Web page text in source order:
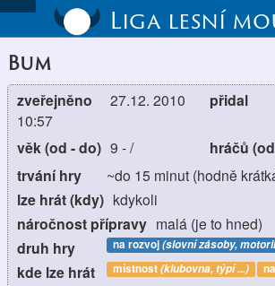
Liga lesní
Bum
zveřejněno
27.12. 2010
10:57
přidal
věk (od - do) 9 -/ hráčů
trvání hry ~do 15 minut (hodně
lze hrát (kdy) kdykoli
náročnost přípravy malá (je to hned)
druh hry na rozvoj(slovní zásoby,
kde lze hrát místnost(klubovna, týpí ...)